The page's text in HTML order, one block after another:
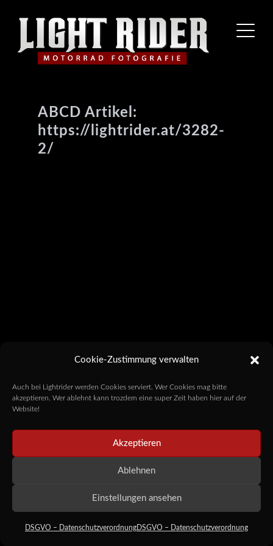
Cookie-Zustimmung verwalten
Auch bei Lightrider werden Cookies serviert. Wer Cookies mag bitte
akzeptieren. Wer ablehnt kann trozdem eine super Zeit haben hier auf der
Website!
Akzeptieren
Ablehnen
Einstellungen ansehen
DSGVO – Datenschutzverordnung DSGVO – Datenschutzverordnung
ABCD Artikel:
https://lightrider.at/3282-
2/